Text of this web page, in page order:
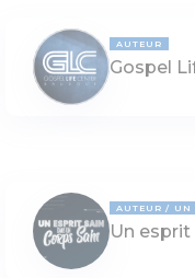
AUTEUR
Gospel
AUTEUR UN
Un esprit